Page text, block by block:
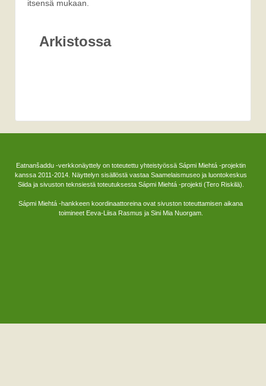
itsensä mukaan.
Arkistossa
Eatnanšaddu -verkkonäyttely on toteutettu yhteistyössä Sápmi Miehtá -projektin
kanssa 2011-2014. Näyttelyn sisällöstä vastaa Saamelaismuseo ja luontokeskus
Siida ja sivuston teknsiestä toteutuksesta Sápmi Miehtá -projekti (Tero Riskilä).
Sápmi Miehtá -hankkeen koordinaattoreina ovat sivuston toteuttamisen aikana
toimineet Eeva-Liisa Rasmus ja Sini Mia Nuorgam.